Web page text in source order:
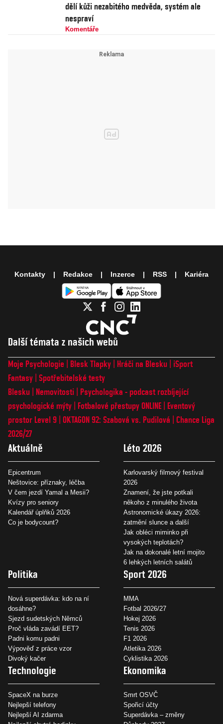
dělí kůži nezabitého medvěda, systém ale
nespraví
Komentáře
Další témata z našich webů
Moje Psychologie Blesk Tlapky Hráči na Blesku
iSport
Fantasy Spotřebitelské testy
Blesku
Nemovitosti
Psychologika - podcast rozbíjející
psychologické mýty
Fotbalové přestupy ONLINE
Eventový
prostor Level 9 OKTAGON 92: Szabová vs. Pudilová
Chance Liga
2026/27
Aktuálně
Epicentrum
Neštovice: příznaky, léčba
V čem jezdí Yamal a Mesii?
Kvízy pro seniory
Kalendář úplňků 2026
Co je bodycount?
Léto 2026
Karlovarský filmový festival
2026
Znamení, že jste potkali
někoho z minulého života
Astronomické úkazy 2026:
zatmění slunce a další
Jak obléci miminko při
vysokých teplotách?
Jak na dokonalé letní mojito
6 lehkých letních salátů
Politika
Nová superdávka: kdo na ní
dosáhne?
Sjezd sudetských Němců
Proč vláda zavádí EET?
Padni komu padni
Výpověď z práce vzor
Divoký kačer
Sport 2026
MMA
Fotbal 2026/27
Hokej 2026
Tenis 2026
F1 2026
Atletika 2026
Cyklistika 2026
Technologie
SpaceX na burze
Nejlepší telefony
Nejlepší AI zdarma
Ekonomika
Smrt OSVČ
Spořicí účty
Superdávka – změny
Kontakty Redakce Inzerce RSS Kariéra